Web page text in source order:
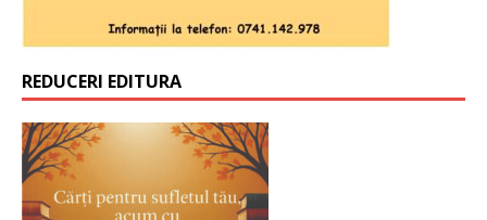
REDUCERI EDITURA